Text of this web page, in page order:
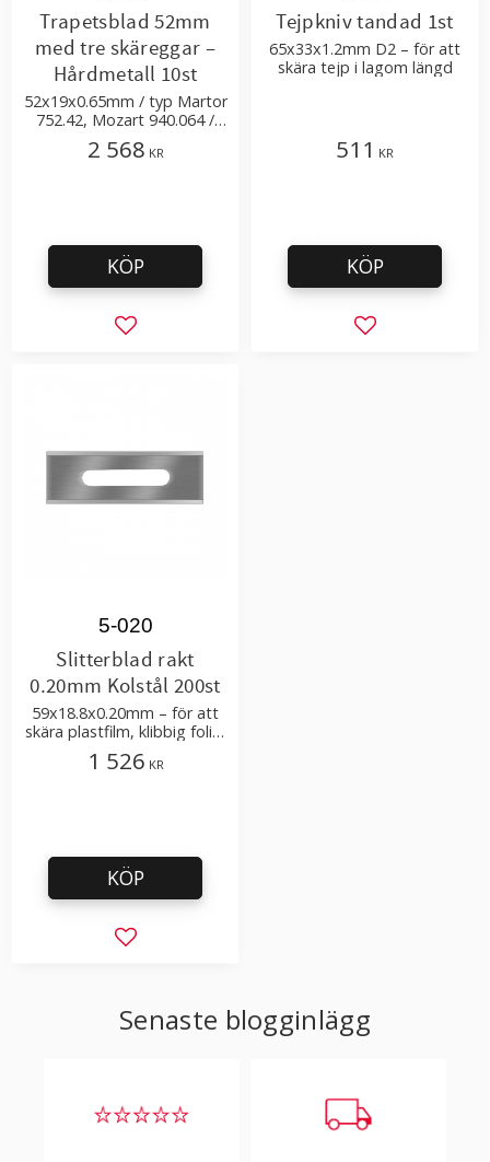
Trapetsblad 52mm
med tre skäreggar –
Hårdmetall 10st
52x19x0.65mm / typ Martor
752.42, Mozart 940.064 /
hårdmetall
2 568 KR
Lägg till i favoriter
KÖP
Tejpkniv tandad 1st
65x33x1.2mm D2 – för att
skära tejp i lagom längd
511 KR
Lägg till i
KÖP
Slitterblad rakt
0.20mm Kolstål 200st
59x18.8x0.20mm – för att
skära plastfilm, klibbig folie,
sträckfilm
5-020
1 526 KR
Lägg till i favoriter
KÖP
Senaste blogginlägg